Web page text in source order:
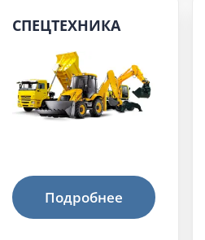
СПЕЦТЕХНИКА